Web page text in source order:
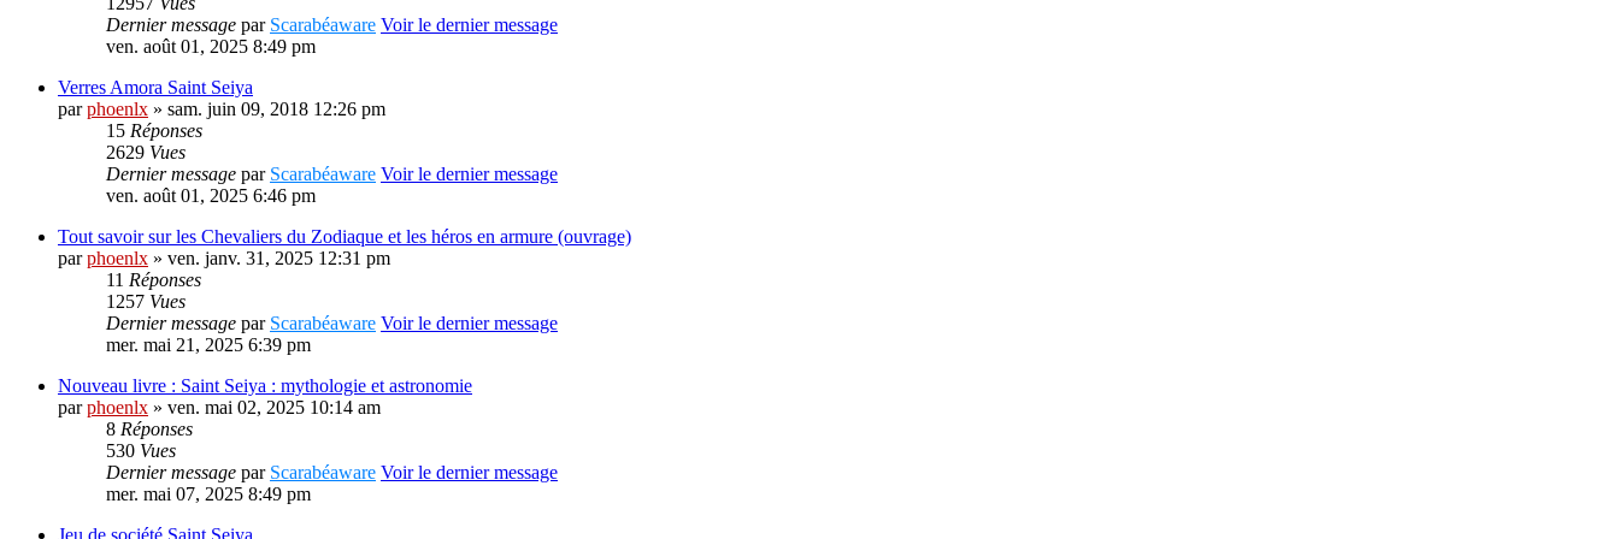
Dernier message par Scarabéaware Voir le dernier message
ven. août 01, 2025 8:49 pm
Verres Amora Saint Seiya
parphoenlx » sam. juin 09, 2018 12:26 pm
15 Réponses
2629 Vues
Dernier message par Scarabéaware Voir le dernier message
ven. août 01, 2025 6:46 pm
Tout savoir sur les Chevaliers du Zodiaque et les héros en armure (ouvrage)
parphoenlx » ven. janv. 31, 2025 12:31 pm
11 Réponses
1257 Vues
Dernier message par Scarabéaware Voir le dernier message
mer. mai 21, 2025 6:39 pm
Nouveau livre : Saint Seiya : mythologie et astronomie
parphoenlx » ven. mai 02, 2025 10:14 am
8 Réponses
530 Vues
Dernier message par Scarabéaware Voir le dernier message
mer. mai 07, 2025 8:49 pm
Jeu de société Saint Seiya